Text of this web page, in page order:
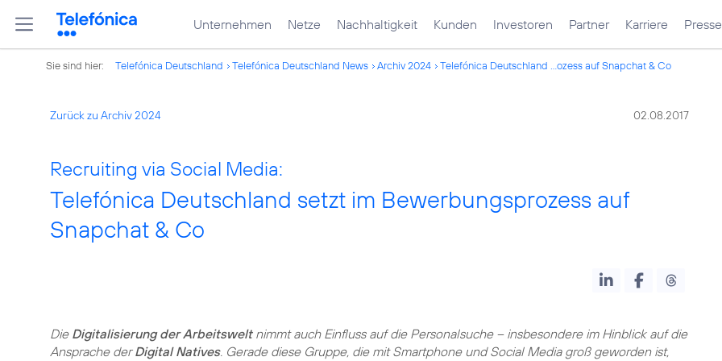
Unternehmen Netze Nachhaltigkeit Kunden Investoren Partner Karriere Presse
Sie sind hier: Telefónica Deutschland Telefónica Deutschland News Archiv 2024 Telefónica Deutschland ...ozess auf Snapchat & Co
Zurück zu Archiv 2024 02.08.2017
Recruiting via Social Media:
Telefónica Deutschland setzt im Bewerbungsprozess auf
Snapchat & Co
Die Digitalisierung der Arbeitsweltnimmt auch Einfluss auf die Personalsuche – insbesondere im Hinblick auf die
Ansprache derDigital Natives. Gerade diese Gruppe, die mit Smartphone und Social Media groß geworden ist,